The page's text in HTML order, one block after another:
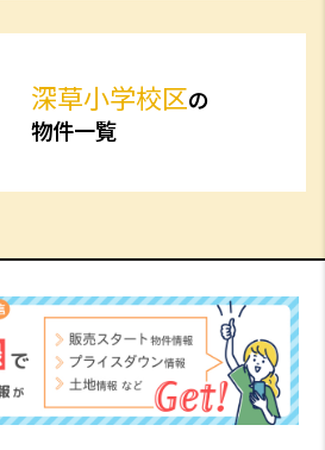
深草小学校区の
物件一覧